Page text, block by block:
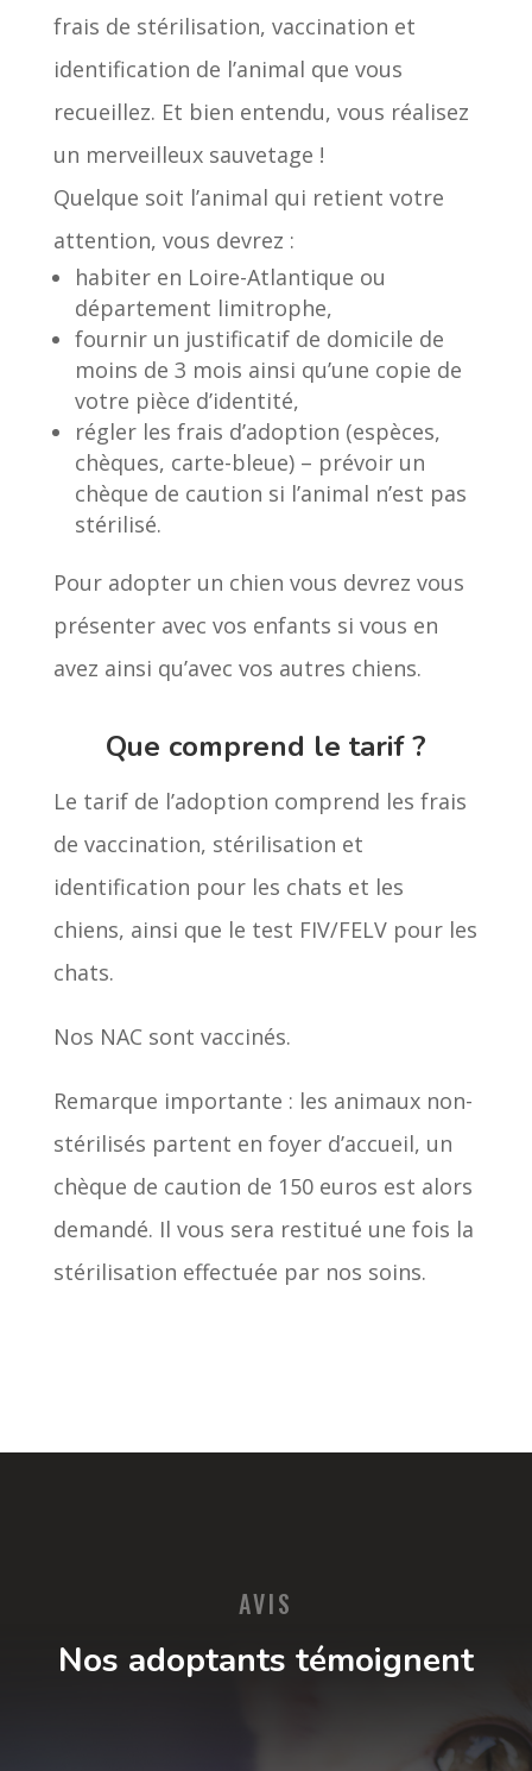
frais de stérilisation, vaccination et
identification de l’animal que vous
recueillez. Et bien entendu, vous réalisez
un merveilleux sauvetage !
Quelque soit l’animal qui retient votre
attention, vous devrez :
habiter en Loire-Atlantique ou
département limitrophe,
fournir un justificatif de domicile de
moins de 3 mois ainsi qu’une copie de
votre pièce d’identité,
régler les frais d’adoption (espèces,
chèques, carte-bleue) – prévoir un
chèque de caution si l’animal n’est pas
stérilisé.
Pour adopter un chien vous devrez vous
présenter avec vos enfants si vous en
avez ainsi qu’avec vos autres chiens.
Que comprend le tarif ?
Le tarif de l’adoption comprend les frais
de vaccination, stérilisation et
identification pour les chats et les
chiens, ainsi que le test FIV/FELV pour les
chats.
Nos NAC sont vaccinés.
Remarque importante : les animaux non-
stérilisés partent en foyer d’accueil, un
chèque de caution de 150 euros est alors
demandé. Il vous sera restitué une fois la
stérilisation effectuée par nos soins.
AVIS
Nos adoptants témoignent